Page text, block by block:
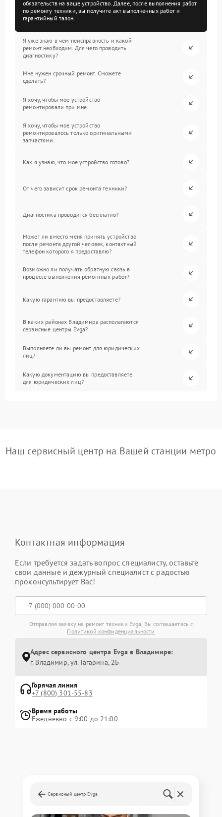
обязательств на ваше устройство. Далее, после выполнения работ
по ремонту техники, вы получите акт выполненных работ и
гарантийный талон.
Я уже знаю в чем неисправность и какой
ремонт необходим. Для чего проводить
диагностику?
Мне нужен срочный ремонт. Сможете
сделать?
Я хочу, чтобы мое устройство
ремонтировали при мне.
Я хочу, чтобы мое устройство
ремонтировалось только оригинальными
запчастями.
Как я узнаю, что мое устройство готово?
От чего зависит срок ремонта техники?
Диагностика проводится бесплатно?
Может ли вместо меня принять устройство
после ремонта другой человек, контактный
телефон которого я предоставлю?
Возможно ли получать обратную связь в
процессе выполнения ремонтных работ?
Какую гарантию вы предоставляете?
В каких районах Владимира располагаются
сервисные центры Evga?
Выполняете ли вы ремонт для юридических
лиц?
Какую документацию вы предоставляете
для юридических лиц?
Наш сервисный центр на Вашей станции метро
Контактная информация
Если требуется задать вопрос специалисту, оставьте
свои данные и дежурный специалист с радостью
проконсультирует Вас!
Отправляя заявку на ремонт техники Evga, Вы соглашаетесь с
Политикой конфиденциальности
Адрес сервисного центра Evga в Владимире:
г. Владимир, ул. Гагарина, 2Б
Горячая линия
+7 (800) 301-55-83
Время работы
Ежедневно с 9:00 до 21:00
Сервисный центр Evga